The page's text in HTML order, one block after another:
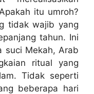
itu umroh?
tidak wajib yang
tahun. Ini
suci Mekah, Arab
ritual yang
Tidak seperti
beberapa hari